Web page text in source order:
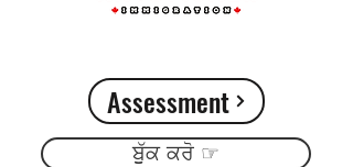
Assessment
ਬੁੁੱਕ ਕਰੋ ☞